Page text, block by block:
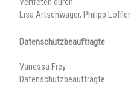
Lisa Artschwager, Philipp Löffler
Datenschutzbeauftragte
Vanessa Frey
Datenschutzbeauftragte